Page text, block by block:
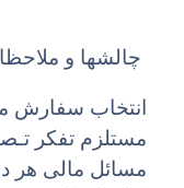
چالشها و
انتخاب سفارش
مستلزم تفکر
مسائل مالی هر